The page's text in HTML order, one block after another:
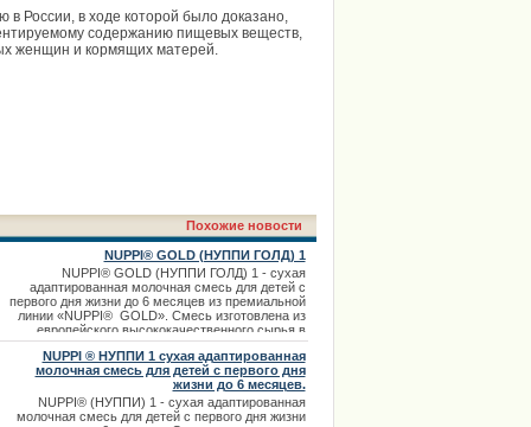
России, в ходе которой было доказано,
содержанию пищевых веществ,
женщин и кормящих матерей.
Похожие новости
NUPPI® GOLD (НУППИ ГОЛД) 1
NUPPI® GOLD (НУППИ ГОЛД) 1 - сухая
адаптированная молочная смесь для детей с
первого дня жизни до 6 месяцев из премиальной
линии «NUPPI® GOLD». Смесь изготовлена из
европейского высококачественного сырья в
соответствии со стандартами качества
европейской компании. Жирнокислотный состав
смеси НУППИ ГО
NUPPI ® НУППИ 1 сухая адаптированная
молочная смесь для детей с первого дня
жизни до 6 месяцев.
NUPPI® (НУППИ) 1 - сухая адаптированная
молочная смесь для детей с первого дня жизни